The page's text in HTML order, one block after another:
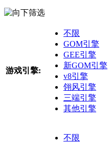
筛选
游戏引擎:
不限
GOM引擎
GEE引擎
新GOM引擎
v8引擎
翎风引擎
三端引擎
其他引擎
不限